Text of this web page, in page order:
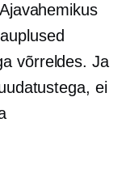
võrreldes. Ja
ei